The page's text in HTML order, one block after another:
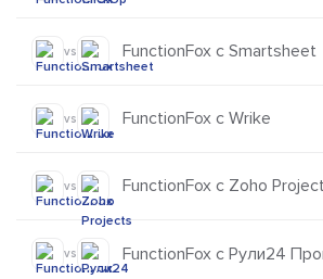
vs FunctionFox с Smartsheet
vs FunctionFox с Wrike
vs FunctionFox с Zoho
vs FunctionFox с Рули24